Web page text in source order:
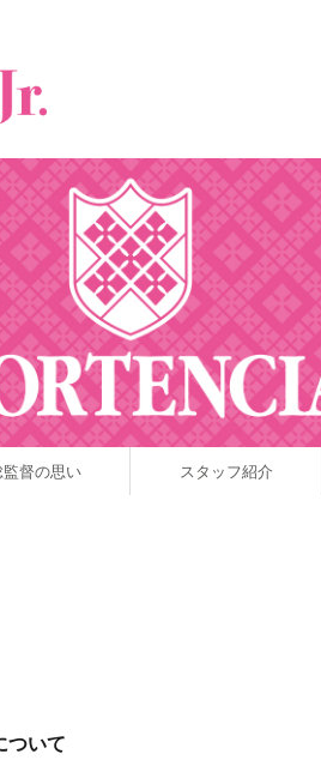
監督の思い スタッフ紹介
いて